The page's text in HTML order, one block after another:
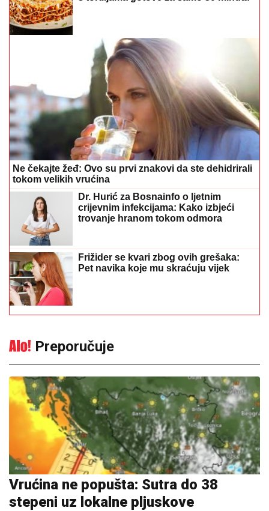
Ne čekajte žeđ: Ovo su prvi znakovi da ste dehidrirali
tokom velikih vrućina
Dr. Hurić za Bosnainfo o ljetnim
crijevnim infekcijama: Kako izbjeći
trovanje hranom tokom odmora
Frižider se kvari zbog ovih grešaka:
Pet navika koje mu skraćuju vijek
Preporučuje
Vrućina ne popušta: Sutra do 38
stepeni uz lokalne pljuskove